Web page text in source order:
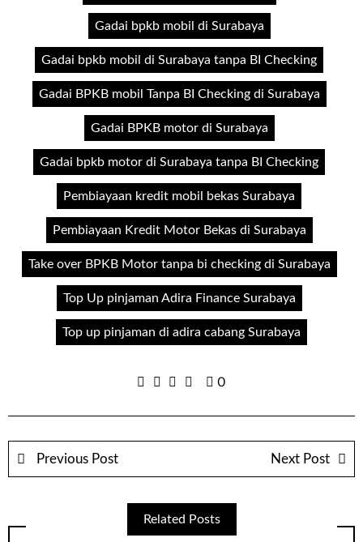
Gadai bpkb mobil di Surabaya
Gadai bpkb mobil di Surabaya tanpa BI Checking
Gadai BPKB mobil Tanpa BI Checking di Surabaya
Gadai BPKB motor di Surabaya
Gadai bpkb motor di Surabaya tanpa BI Checking
Pembiayaan kredit mobil bekas Surabaya
Pembiayaan Kredit Motor Bekas di Surabaya
Take over BPKB Motor tanpa bi checking di Surabaya
Top Up pinjaman Adira Finance Surabaya
Top up pinjaman di adira cabang Surabaya
0
Previous Post Next Post
Related Posts